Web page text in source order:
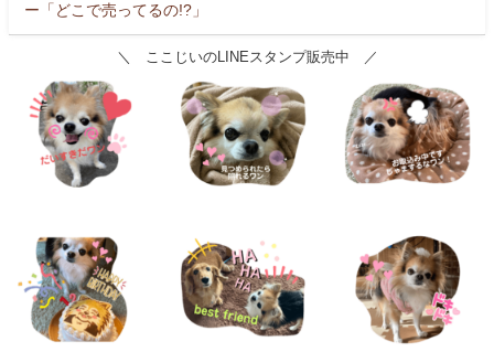
ー「どこで売ってるの!?」
＼ ここじいのLINEスタンプ販売中 ／